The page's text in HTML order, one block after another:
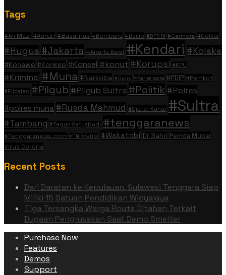
Tags
#Ali Mazi #Asrun #Basarnas #Bombana #Demo #DPR RI #Gerindra #Golkar
#Hugua #Jakarta #Jakarta Barat #Kendari #Kolaka
#Konawe #Konkep #Konsel #konut #Korupsi #KPU
#Kriminal #Muna #Narkoba #Opini #Pariwisata #PDIP #Pemkot
#Pilcaleg #Pilgub #Pilgub Sultra #Politik #Polres
#polres muna #Rusda Mahmud #Sjafei Kahar #Sultra
#Tambang #Teguh Setyabudi #tenggaranews
#Tenggaranews.com #TNI #VDNI #Wakatobi Dr Bahri Pemda Mubar
Virus Corona
Recent Posts
Dari Daratan ke Kepulauan, Sulawesi Tenggara Siap
Miliki 15 Satuan Pendidikan Widyalaya
Tiga Tersangka Warga Routa Ditahan Terkait
Dugaan Pengrusakan Saat Demo Smelter
Purchase Now
Features
Demos
Support